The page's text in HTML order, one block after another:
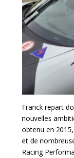
Franck repart
nouvelles
obtenu en
et de
Racing